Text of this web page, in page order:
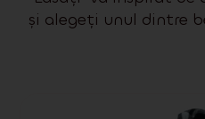
și alegeți unul dintre